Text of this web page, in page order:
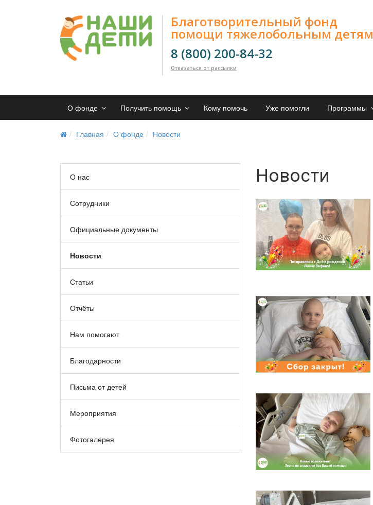
Благотворительный фонд
помощи тяжелобольным детям
8 (800) 200-84-32
Отказаться от рассылки
О фонде Получить помощь Кому помочь Уже помогли Программы
Главная О фонде Новости
О нас
Сотрудники
Официальные документы
Новости
Статьи
Отчёты
Нам помогают
Благодарности
Письма от детей
Мероприятия
Фотогалерея
Новости